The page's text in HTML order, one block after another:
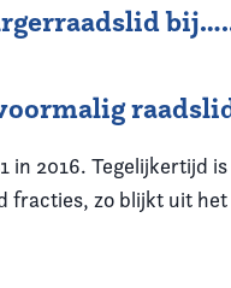
in 2016. Tegelijkertijd is
fracties, zo blijkt uit het